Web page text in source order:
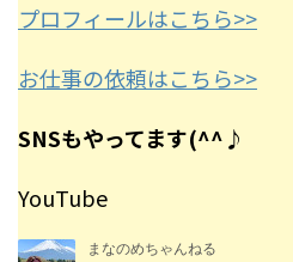
プロフィールはこちら>>
お仕事の依頼はこちら>>
SNSもやってます(^^♪
YouTube